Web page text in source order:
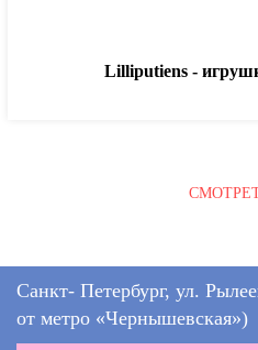
Lilliputiens -
Санкт- Петербург, ул.
от метро «Чернышевская»)